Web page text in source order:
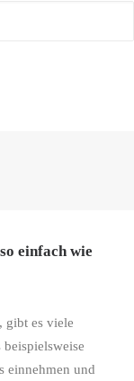
einfach wie
gibt es viele
beispielsweise
einnehmen und